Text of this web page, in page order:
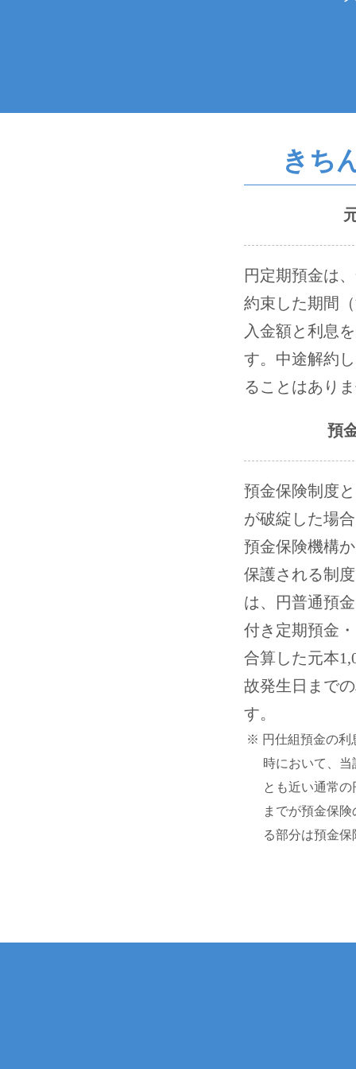
きち
円定期預金は
約束した期間
入金額と利息
す。中途解約
ることはありま
預
預金保険制度
が破綻した場
預金保険機構
保護される制
は、円普通預
付き定期預金
合算した元本
故発生日まで
す。
※ 円仕組預金の利
時において、
とも近い通常の
までが預金保
る部分は預金保